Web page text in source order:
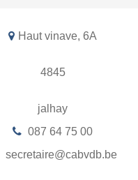
Haut vinave, 6A
4845
jalhay
087 64 75 00
secretaire@cabvdb.be